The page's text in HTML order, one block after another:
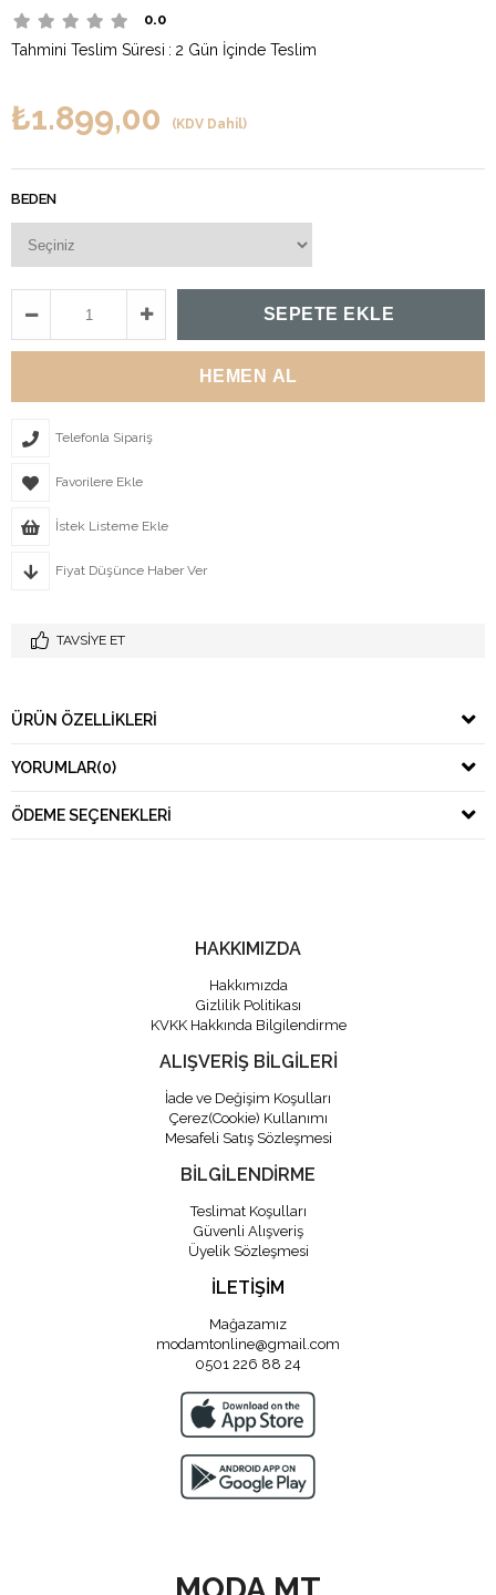
0.0
Tahmini Teslim Süresi : 2 Gün İçinde Teslim
₺1.899,00 (KDV Dahil)
BEDEN
Telefonla Sipariş
Favorilere Ekle
İstek Listeme Ekle
Fiyat Düşünce Haber Ver
TAVSIYE ET
ÜRÜN ÖZELLIKLERI
YORUMLAR(0)
ÖDEME SEÇENEKLERI
HAKKIMIZDA
Hakkımızda
Gizlilik Politikası
KVKK Hakkında Bilgilendirme
ALIŞVERİŞ BİLGİLERİ
İade ve Değişim Koşulları
Çerez(Cookie) Kullanımı
Mesafeli Satış Sözleşmesi
BİLGİLENDİRME
Teslimat Koşulları
Güvenli Alışveriş
Üyelik Sözleşmesi
İLETİŞİM
Mağazamız
modamtonline@gmail.com
0501 226 88 24